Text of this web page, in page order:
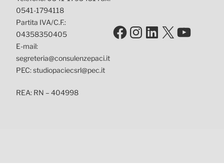
0541-1794118
Partita IVA/C.F.:
04358350405
E-mail:
segreteria@consulenzepaci.it
PEC: studiopaciecsrl@pec.it
REA: RN – 404998
Facebook
Instagram
LinkedIn
X